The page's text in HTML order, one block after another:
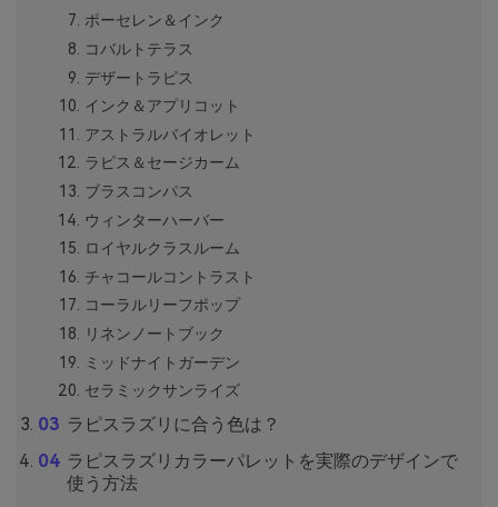
ポーセレン＆インク
コバルトテラス
デザートラピス
インク＆アプリコット
アストラルバイオレット
ラピス＆セージカーム
ブラスコンパス
ウィンターハーバー
ロイヤルクラスルーム
チャコールコントラスト
コーラルリーフポップ
リネンノートブック
ミッドナイトガーデン
セラミックサンライズ
ラピスラズリに合う色は？
ラピスラズリカラーパレットを実際のデザインで
使う方法